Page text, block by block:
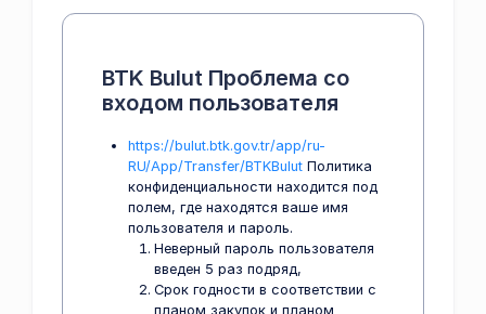
BTK Bulut Проблема со
входом пользователя
https://bulut.btk.gov.tr/app/ru-
RU/App/Transfer/BTKBulut Политика
конфиденциальности находится под
полем, где находятся ваше имя
пользователя и пароль.
Неверный пароль пользователя
введен 5 раз подряд,
Срок годности в соответствии с
планом закупок и планом